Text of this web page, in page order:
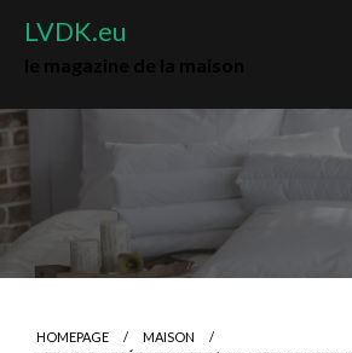
LVDK.eu
HOMEPAGE
MAISON